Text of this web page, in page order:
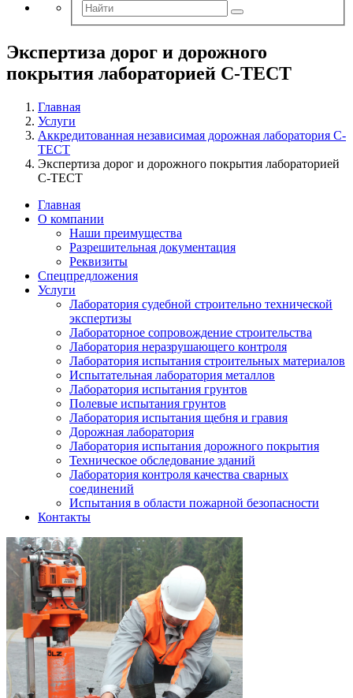
Экспертиза дорог и дорожного
покрытия лабораторией С-ТЕСТ
Главная
Услуги
Аккредитованная независимая дорожная лаборатория С-
ТЕСТ
Экспертиза дорог и дорожного покрытия лабораторией
С-ТЕСТ
Главная
О компании
Наши преимущества
Разрешительная документация
Реквизиты
Спецпредложения
Услуги
Лаборатория судебной строительно технической
экспертизы
Лабораторное сопровождение строительства
Лаборатория неразрушающего контроля
Лаборатория испытания строительных материалов
Испытательная лаборатория металлов
Лаборатория испытания грунтов
Полевые испытания грунтов
Лаборатория испытания щебня и гравия
Дорожная лаборатория
Лаборатория испытания дорожного покрытия
Техническое обследование зданий
Лаборатория контроля качества сварных
соединений
Испытания в области пожарной безопасности
Контакты